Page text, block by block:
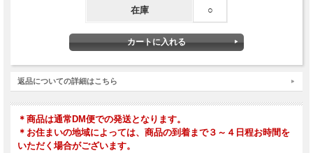
在庫 ○
返品についての詳細はこちら
＊商品は通常DM便での発送となります。
＊お住まいの地域によっては、商品の到着まで３～４日程お時間を
いただく場合がございます。